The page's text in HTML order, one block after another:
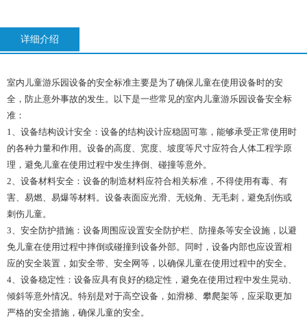
详细介绍
室内儿童游乐园设备的安全标准主要是为了确保儿童在使用设备时的安
全，防止意外事故的发生。以下是一些常见的室内儿童游乐园设备安全标
准：
1、设备结构设计安全：设备的结构设计应稳固可靠，能够承受正常使用时
的各种力量和作用。设备的高度、宽度、坡度等尺寸应符合人体工程学原
理，避免儿童在使用过程中发生摔倒、碰撞等意外。
2、设备材料安全：设备的制造材料应符合相关标准，不得使用有毒、有
害、易燃、易爆等材料。设备表面应光滑、无锐角、无毛刺，避免刮伤或
刺伤儿童。
3、安全防护措施：设备周围应设置安全防护栏、防撞条等安全设施，以避
免儿童在使用过程中摔倒或碰撞到设备外部。同时，设备内部也应设置相
应的安全装置，如安全带、安全网等，以确保儿童在使用过程中的安全。
4、设备稳定性：设备应具有良好的稳定性，避免在使用过程中发生晃动、
倾斜等意外情况。特别是对于高空设备，如滑梯、攀爬架等，应采取更加
严格的安全措施，确保儿童的安全。